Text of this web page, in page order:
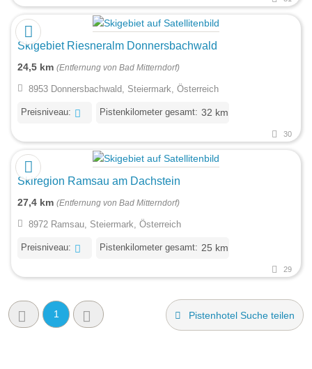
Skigebiet Riesneralm Donnersbachwald
24,5 km (Entfernung von Bad Mitterndorf)
8953 Donnersbachwald, Steiermark, Österreich
Preisniveau: Pistenkilometer gesamt: 32 km
30
Skiregion Ramsau am Dachstein
27,4 km (Entfernung von Bad Mitterndorf)
8972 Ramsau, Steiermark, Österreich
Preisniveau: Pistenkilometer gesamt: 25 km
29
1 Pistenhotel Suche teilen